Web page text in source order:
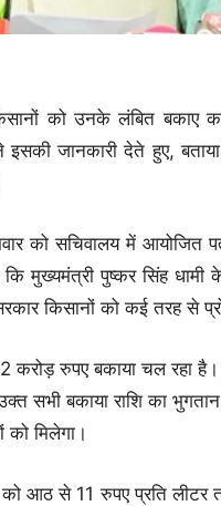
को उनके लंबित बकाए
जानकारी देते हुए,
को सचिवालय में आयोजित
मुख्यमंत्री पुष्कर सिंह
किसानों को कई तरह से
करोड़ रुपए बकाया चल रहा है।
सभी बकाया राशि का भुगतान
को मिलेगा।
आठ से 11 रुपए प्रति लीटर